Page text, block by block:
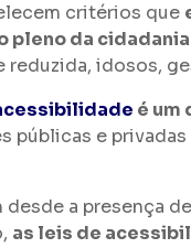
critérios que
pleno da cidadania
reduzida, idosos,
é um
públicas e
desde a presença
as leis de